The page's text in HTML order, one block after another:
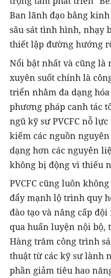
Ban lãnh đạo bằng
sâu sát tình hình, nhạy
thiết lập đường hướng
Nổi bật nhất và cũng là
xuyên suốt chính là
triển nhằm đa dạng
phương pháp canh tác
ngũ kỹ sư PVCFC nỗ
kiếm các nguồn
dạng hơn các nguyên
không bị động vì thiếu
PVCFC cũng luôn
đẩy mạnh lộ trình quy
đào tạo và nâng cấp
qua huấn luyện nội bộ,
Hàng trăm công trình
thuật từ các kỹ sư lành
phần giảm tiêu hao